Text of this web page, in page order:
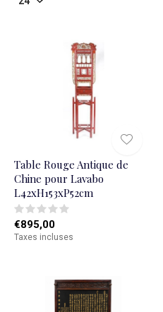
Table Rouge Antique de
Chine pour Lavabo
L42xH153xP52cm
€895,00
Taxes incluses